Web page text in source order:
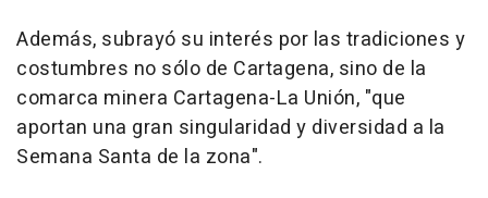
Además, subrayó su interés por las tradiciones y
costumbres no sólo de Cartagena, sino de la
comarca minera Cartagena-La Unión, "que
aportan una gran singularidad y diversidad a la
Semana Santa de la zona".